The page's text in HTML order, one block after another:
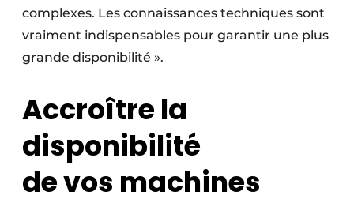
complexes. Les connaissances techniques sont
vraiment indispensables pour garantir une plus
grande disponibilité ».
Accroître la
disponibilité
de vos machines